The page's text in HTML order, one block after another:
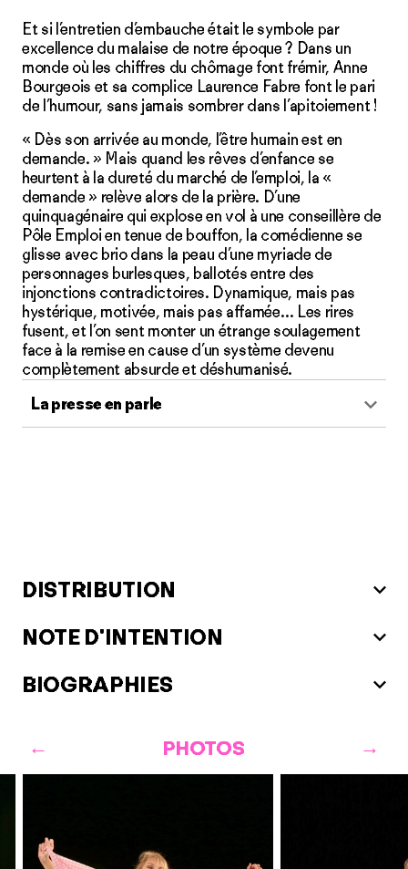
Et si l’entretien d’embauche était le symbole par
excellence du malaise de notre époque ? Dans un
monde où les chiffres du chômage font frémir, Anne
Bourgeois et sa complice Laurence Fabre font le pari
de l’humour, sans jamais sombrer dans l’apitoiement !
« Dès son arrivée au monde, l’être humain est en
demande. » Mais quand les rêves d’enfance se
heurtent à la dureté du marché de l’emploi, la «
demande » relève alors de la prière. D’une
quinquagénaire qui explose en vol à une conseillère de
Pôle Emploi en tenue de bouffon, la comédienne se
glisse avec brio dans la peau d’une myriade de
personnages burlesques, ballotés entre des
injonctions contradictoires. Dynamique, mais pas
hystérique, motivée, mais pas affamée… Les rires
fusent, et l’on sent monter un étrange soulagement
face à la remise en cause d’un système devenu
complètement absurde et déshumanisé.
La presse en parle
DISTRIBUTION
NOTE D'INTENTION
BIOGRAPHIES
PHOTOS